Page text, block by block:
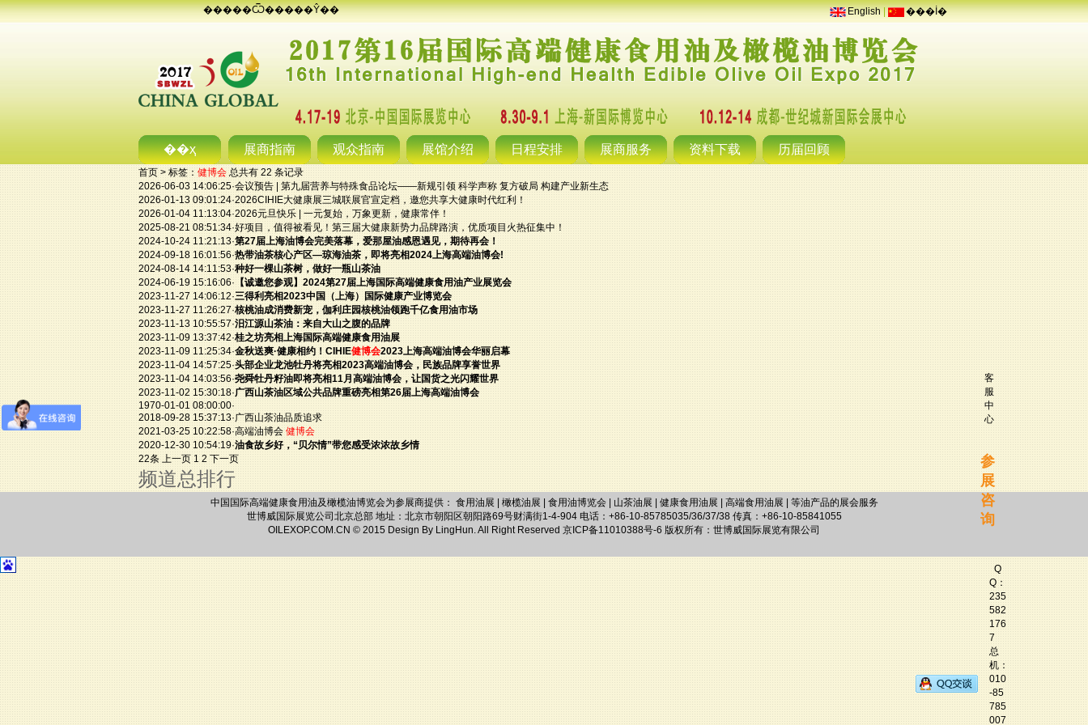
�����Ѿ�����Ŷ�� English| ���İ�
��ҳ 展商指南 观众指南 展馆介绍 日程安排 展商服务 资料下载 历届回顾
首页> 标签： 健博会总共有 22 条记录
2026-06-03 14:06:25·会议预告 | 第九届营养与特殊食品论坛——新规引领 科学声称 复方破局 构建产业新生态
2026-01-13 09:01:24·2026CIHIE大健康展三城联展官宣定档，邀您共享大健康时代红利！
2026-01-04 11:13:04·2026元旦快乐 | 一元复始，万象更新，健康常伴！
2025-08-21 08:51:34·好项目，值得被看见！第三届大健康新势力品牌路演，优质项目火热征集中！
2024-10-24 11:21:13·第27届上海油博会完美落幕，爱那屋油感恩遇见，期待再会！
2024-09-18 16:01:56·热带油茶核心产区—琼海油茶，即将亮相2024上海高端油博会!
2024-08-14 14:11:53·种好一棵山茶树，做好一瓶山茶油
2024-06-19 15:16:06· 【诚邀您参观】2024第27届上海国际高端健康食用油产业展览会
2023-11-27 14:06:12·三得利亮相2023中国（上海）国际健康产业博览会
2023-11-27 11:26:27·核桃油成消费新宠，伽利庄园核桃油领跑千亿食用油市场
2023-11-13 10:55:57·汨江源山茶油：来自大山之腹的品牌
2023-11-09 13:37:42·桂之坊亮相上海国际高端健康食用油展
2023-11-09 11:25:34·金秋送爽·健康相约！CIHIE健博会2023上海高端油博会华丽启幕
2023-11-04 14:57:25·头部企业龙池牡丹将亮相2023高端油博会，民族品牌享誉世界
2023-11-04 14:03:56·尧舜牡丹籽油即将亮相11月高端油博会，让国货之光闪耀世界
2023-11-02 15:30:18·广西山茶油区域公共品牌重磅亮相第26届上海高端油博会
1970-01-01 08:00:00·
2018-09-28 15:37:13·广西山茶油品质追求
2021-03-25 10:22:58·高端油博会 健博会
2020-12-30 10:54:19·油食故乡好，“贝尔情”带您感受浓浓故乡情
22条 上一页 1 2 下一页
频道总排行
中国国际高端健康食用油及橄榄油博览会为参展商提供： 食用油展 橄榄油展 食用油博览会| 山茶油展 健康食用油展 高端食用油展 | 等油产品的展会服务
世博威国际展览公司北京总部 地址：北京市朝阳区朝阳路69号财满街1-4-904 电话：+86-10-85785035/36/37/38 传真：+86-10-85841055
OILEXOP.COM.CN © 2015 Design By LingHun. All Right Reserved 京ICP备11010388号-6 版权所有：世博威国际展览有限公司
客
服
中
心
参
展
咨
询
Q
Q：
235
582
176
7
总
机：
010
-85
785
007